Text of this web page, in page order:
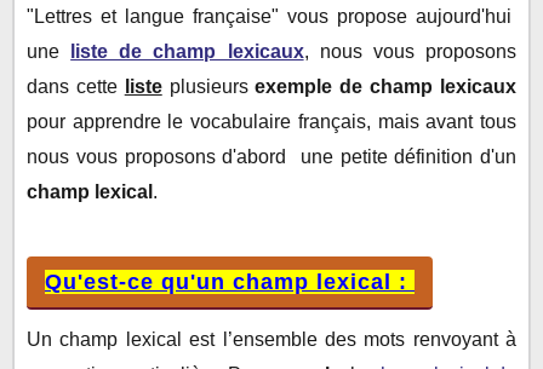
Champs lexicaux liste :
"Lettres et langue française" vous propose aujourd'hui
une
liste de champ lexicaux, nous vous proposons
dans cette
listeplusieursexemple de champ lexicaux
pour apprendre le vocabulaire français, mais avant tous
nous vous proposons d'abord une petite définition d'un
champ lexical .
Qu'est-ce qu'un champ lexical :
Un champ lexical est l’ensemble des mots renvoyant à